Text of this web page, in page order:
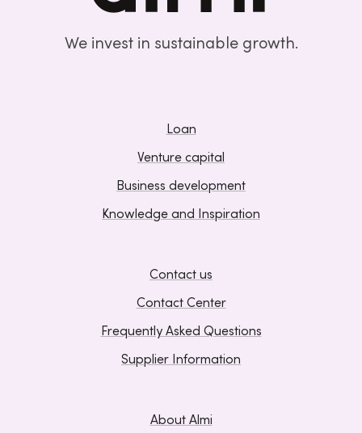
We invest in sustainable growth.
Loan
Venture capital
Business development
Knowledge and Inspiration
Contact us
Contact Center
Frequently Asked Questions
Supplier Information
About Almi